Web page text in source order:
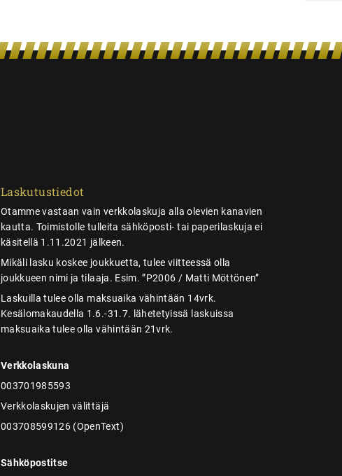
Laskutustiedot
Otamme vastaan vain verkkolaskuja alla olevien kanavien
kautta. Toimistolle tulleita sähköposti- tai paperilaskuja ei
käsitellä 1.11.2021 jälkeen.
Mikäli lasku koskee joukkuetta, tulee viitteessä olla
joukkueen nimi ja tilaaja. Esim. ”P2006 / Matti Möttönen”
Laskuilla tulee olla maksuaika vähintään 14vrk.
Kesälomakaudella 1.6.-31.7. lähetetyissä laskuissa
maksuaika tulee olla vähintään 21vrk.
Verkkolaskuna
003701985593
Verkkolaskujen välittäjä
003708599126 (OpenText)
Sähköpostitse